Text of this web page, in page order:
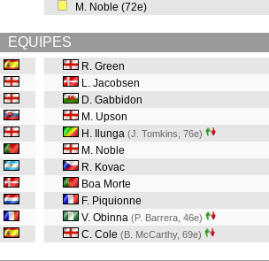
M. Noble (72e)
EQUIPES
R. Green
L. Jacobsen
D. Gabbidon
M. Upson
H. Ilunga (J. Tomkins, 76e)
M. Noble
R. Kovac
Boa Morte
F. Piquionne
V. Obinna (P. Barrera, 46e)
C. Cole (B. McCarthy, 69e)